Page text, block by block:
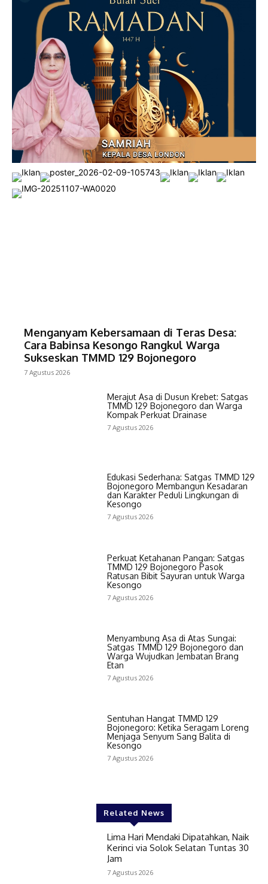
Menganyam Kebersamaan di Teras Desa:
Cara Babinsa Kesongo Rangkul Warga
Sukseskan TMMD 129 Bojonegoro
7 Agustus 2026
Merajut Asa di Dusun Krebet: Satgas
TMMD 129 Bojonegoro dan Warga
Kompak Perkuat Drainase
7 Agustus 2026
Edukasi Sederhana: Satgas TMMD 129
Bojonegoro Membangun Kesadaran
dan Karakter Peduli Lingkungan di
Kesongo
7 Agustus 2026
Perkuat Ketahanan Pangan: Satgas
TMMD 129 Bojonegoro Pasok
Ratusan Bibit Sayuran untuk Warga
Kesongo
7 Agustus 2026
Menyambung Asa di Atas Sungai:
Satgas TMMD 129 Bojonegoro dan
Warga Wujudkan Jembatan Brang
Etan
7 Agustus 2026
Sentuhan Hangat TMMD 129
Bojonegoro: Ketika Seragam Loreng
Menjaga Senyum Sang Balita di
Kesongo
7 Agustus 2026
Related News
Lima Hari Mendaki Dipatahkan, Naik
Kerinci via Solok Selatan Tuntas 30
Jam
7 Agustus 2026